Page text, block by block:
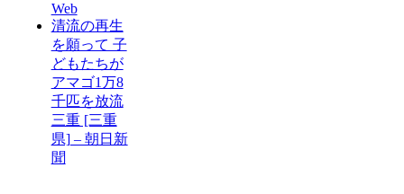
Web
清流の再生
を願って 子
どもたちが
アマゴ1万8
千匹を放流
三重 [三重
県] – 朝日新
聞